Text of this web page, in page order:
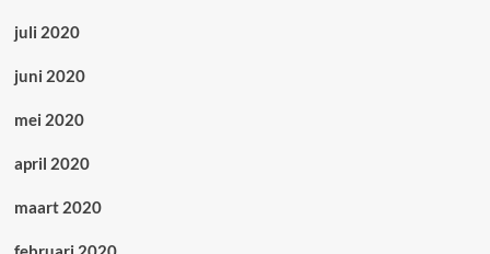
juli 2020
juni 2020
mei 2020
april 2020
maart 2020